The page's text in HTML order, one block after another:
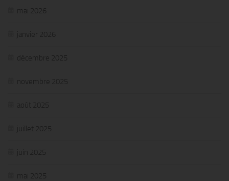
mai 2026
janvier 2026
décembre 2025
novembre 2025
août 2025
juillet 2025
juin 2025
mai 2025